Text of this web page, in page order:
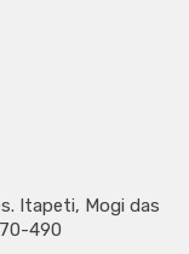
Itapeti, Mogi das
490